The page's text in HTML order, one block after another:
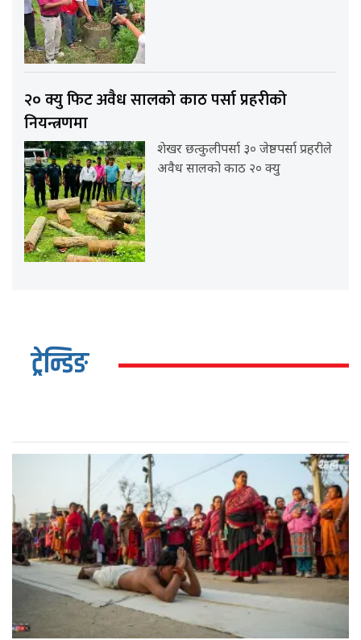
२० क्यु फिट अवैध सालको काठ पर्सा प्रहरीको
नियन्त्रणमा
शेखर छत्कुलीपर्सा ३० जेष्ठपर्सा प्रहरीले
अवैध सालको काठ २० क्यु
ट्रेन्डिङ